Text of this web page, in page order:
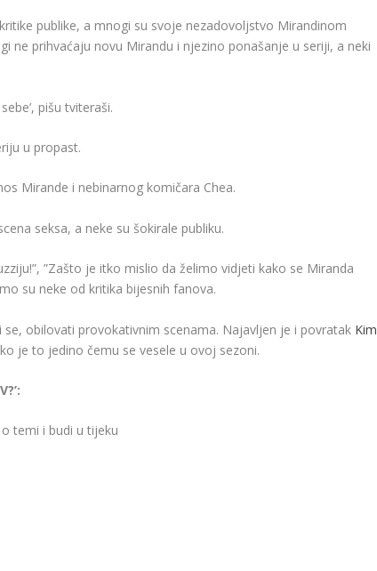
publike, a mnogi su svoje nezadovoljstvo Mirandinom
ne prihvaćaju novu Mirandu i njezino ponašanje u seriji, a neki
pišu tviteraši.
u propast.
Mirande i nebinarnog komičara Chea.
seksa, a neke su šokirale publiku.
”Zašto je itko mislio da želimo vidjeti kako se Miranda
su neke od kritika bijesnih fanova.
obilovati provokativnim scenama. Najavljen je i povratak Kim
je to jedino čemu se vesele u ovoj sezoni.
temi i budi u tijeku